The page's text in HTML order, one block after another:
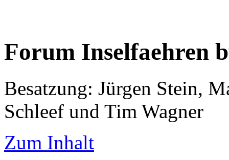
Forum Inselfaehren
Besatzung: Jürgen Stein,
Schleef und Tim Wagner
Zum Inhalt